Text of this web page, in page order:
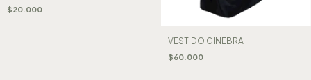
$20.000
VESTIDO GINEBRA
$60.000